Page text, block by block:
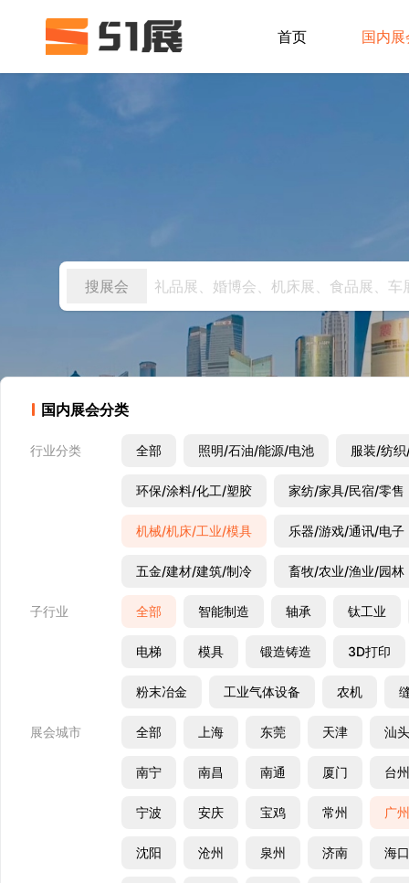
首页 国内展
搜展会
国内展会分类
行业分类 全部 照明/石油/能源/电池 服装/纺
环保/涂料/化工/塑胶 家纺/家具/民宿/零售
机械/机床/工业/模具 乐器/游戏/通讯/电子
五金/建材/建筑/制冷 畜牧/农业/渔业/园林
子行业 全部 智能制造 轴承 钛工业
电梯 模具 锻造铸造 3D打印
粉末冶金 工业气体设备 农机
展会城市 全部 上海 东莞 天津 汕头
南宁 南昌 南通 厦门 台州
宁波 安庆 宝鸡 常州 广州
沈阳 沧州 泉州 济南 海口